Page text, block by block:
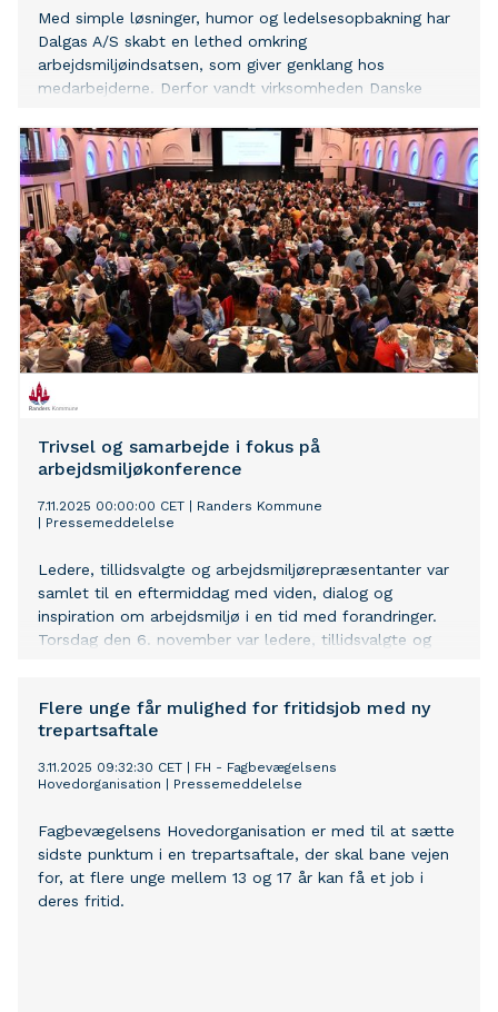
Med simple løsninger, humor og ledelsesopbakning har
Dalgas A/S skabt en lethed omkring
arbejdsmiljøindsatsen, som giver genklang hos
medarbejderne. Derfor vandt virksomheden Danske
Trivsel og samarbejde i fokus på
arbejdsmiljøkonference
7.11.2025 00:00:00 CET
Randers Kommune
Pressemeddelelse
Ledere, tillidsvalgte og arbejdsmiljørepræsentanter var
samlet til en eftermiddag med viden, dialog og
inspiration om arbejdsmiljø i en tid med forandringer.
Torsdag den 6. november var ledere, tillidsvalgte og
“Trivsel i en forandringstid”. Konferencen blev afholdt
af Hovedudvalget og satte fokus på, hvordan vi som
forandringer er en del af hverdagen. Dagen blev indledt
og åbning ved formandskabet i Hovedudvalget,
kommunaldirektør Jesper Kaas Schmidt og
næstformand Karsten Krogh Madsen, FTR for BUPL.
Her blev der sat ord på vigtigheden af fælles indsatser
Flere unge får mulighed for fritidsjob med ny
trepartsaftale
3.11.2025 09:32:30 CET
FH - Fagbevægelsens
Hovedorganisation
Pressemeddelelse
Fagbevægelsens Hovedorganisation er med til at sætte
sidste punktum i en trepartsaftale, der skal bane vejen
for, at flere unge mellem 13 og 17 år kan få et job i
deres fritid.